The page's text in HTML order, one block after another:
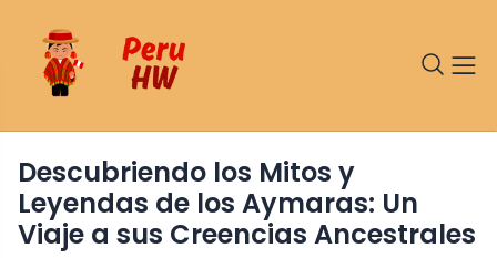
Descubriendo los Mitos y
Leyendas de los Aymaras: Un
Viaje a sus Creencias Ancestrales